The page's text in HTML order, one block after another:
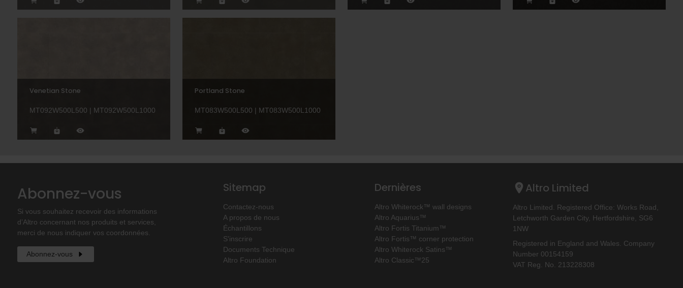
Venetian Stone
MT092W500L500 | MT092W500L1000
Portland Stone
MT083W500L500 | MT083W500L1000
Abonnez-vous
Si vous souhaitez recevoir des informations
d’Altro concernant nos produits et services,
merci de nous indiquer vos coordonnées.
Abonnez-vous
Sitemap
Contactez-nous
A propos de nous
Échantillons
S'inscrire
Documents Technique
Altro Foundation
Dernières
Altro Whiterock™ wall designs
Altro Aquarius™
Altro Fortis Titanium™
Altro Fortis™ corner protection
Altro Whiterock Satins™
Altro Classic™25
Altro Limited
Altro Limited. Registered Office: Works Road,
Letchworth Garden City, Hertfordshire, SG6
1NW
Registered in England and Wales. Company
Number 00154159
VAT Reg. No. 213228308